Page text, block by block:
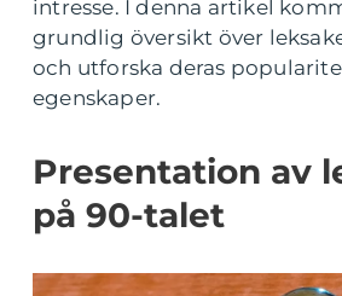
intresse. I denna artikel
grundlig översikt över
och utforska deras
egenskaper.
Presentation av
på 90-talet